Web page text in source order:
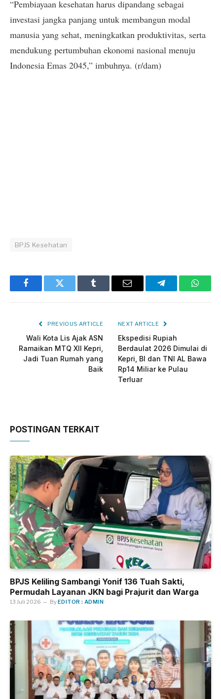
“Pembiayaan kesehatan harus dipandang sebagai
investasi jangka panjang untuk membangun modal
manusia yang sehat, meningkatkan produktivitas, serta
mendukung pertumbuhan ekonomi nasional menuju
Indonesia Emas 2045,” imbuhnya. (r/dam)
BPJS Kesehatan
FacebookTwitter Tumblr Email Telegram
PREVIOUS ARTICLE
Wali Kota Lis Ajak ASN
Ramaikan MTQ XII Kepri,
Jadi Tuan Rumah yang
Baik
NEXT ARTICLE
Ekspedisi Rupiah
Berdaulat 2026 Dimulai di
Kepri, BI dan TNI AL Bawa
Rp14 Miliar ke Pulau
Terluar
POSTINGAN TERKAIT
BPJS Keliling Sambangi Yonif 136 Tuah Sakti,
Permudah Layanan JKN bagi Prajurit dan Warga
13 Juli 2026 ByEDITOR : ADMIN